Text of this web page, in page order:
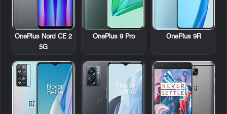
OnePlus 9R
OnePlus 9 Pro
OnePlus Nord CE 2
5G